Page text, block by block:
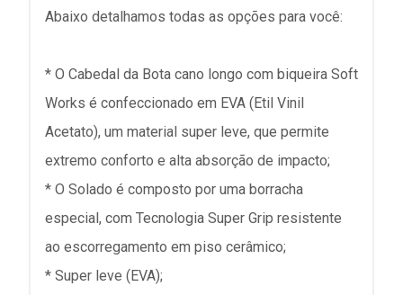
Abaixo detalhamos todas as opções para você:
* O Cabedal da Bota cano longo com biqueira Soft
Works é confeccionado em EVA (Etil Vinil
Acetato), um material super leve, que permite
extremo conforto e alta absorção de impacto;
* O Solado é composto por uma borracha
especial, com Tecnologia Super Grip resistente
ao escorregamento em piso cerâmico;
* Super leve (EVA);